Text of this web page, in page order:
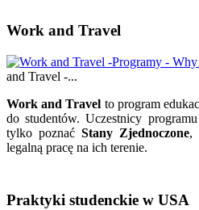
Work and Travel
and Travel -...
Work and Travel to program
do studentów. Uczestnicy
tylko poznać Stany Zjednoczone,
legalną pracę na ich terenie.
Praktyki studenckie w USA